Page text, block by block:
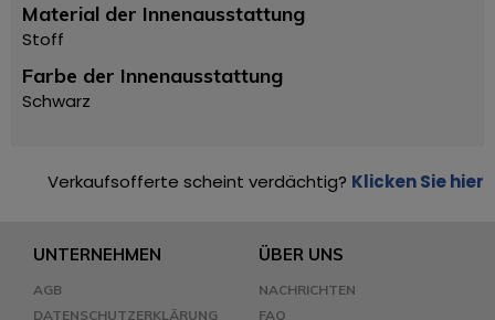
Material der Innenausstattung
Stoff
Farbe der Innenausstattung
Schwarz
Verkaufsofferte scheint verdächtig? Klicken Sie hier
UNTERNEHMEN
AGB
DATENSCHUTZERKLÄRUNG
ÜBER UNS
NACHRICHTEN
FAQ